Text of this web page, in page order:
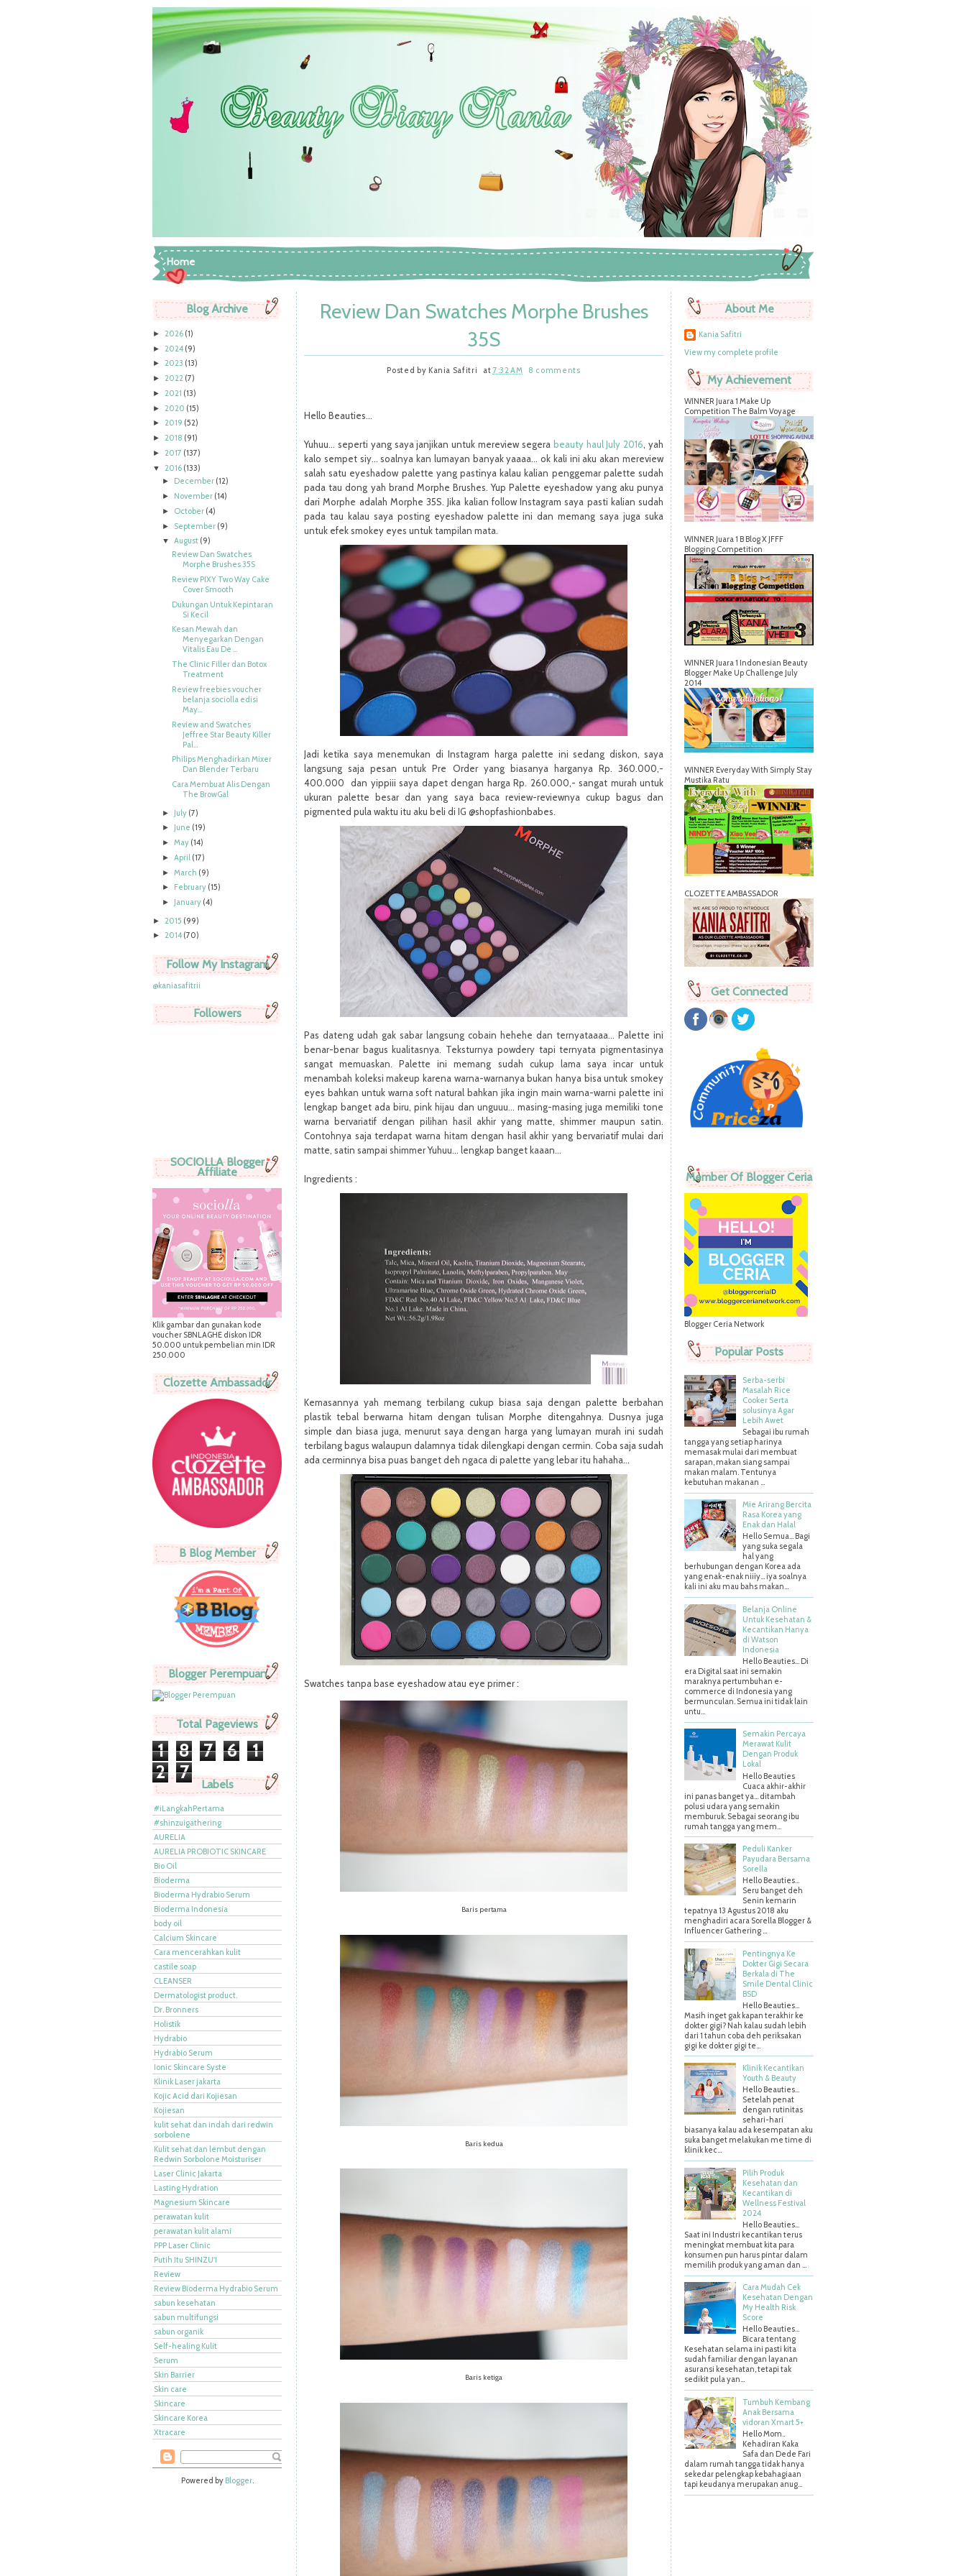
Home
Blog Archive
► 2026 (1)
► 2024 (9)
► 2023 (13)
► 2022 (7)
► 2021 (13)
► 2020 (15)
► 2019 (52)
► 2018 (91)
► 2017 (137)
▼ 2016 (133)
► December (12)
► November (14)
► October (4)
► September (9)
▼ August (9)
Review Dan Swatches
Morphe Brushes 35S
Review PIXY Two Way Cake
Cover Smooth
Dukungan Untuk Kepintaran
Si Kecil
Kesan Mewah dan
Menyegarkan Dengan
Vitalis Eau De ...
The Clinic Filler dan Botox
Treatment
Review freebies voucher
belanja sociolla edisi
May...
Review and Swatches
Jeffree Star Beauty Killer
Pal...
Philips Menghadirkan Mixer
Dan Blender Terbaru
Cara Membuat Alis Dengan
The BrowGal
► July (7)
► June (19)
►May (14)
► April (17)
►March (9)
► February (15)
► January (4)
► 2015 (99)
► 2014 (70)
Follow My Instagram
@kaniasafitrii
Followers
SOCIOLLA Blogger
Affiliate
Klik gambar dan gunakan kode
voucher SBNLAGHE diskon IDR
50.000 untuk pembelian min IDR
250.000
Clozette Ambassador
B Blog Member
Blogger Perempuan
Total Pageviews
1 8 7 6
1
2
7
Labels
#iLangkahPertama
#shinzuigathering
AURELIA
AURELIA PROBIOTIC SKINCARE
Bio Oil
Bioderma
Bioderma Hydrabio Serum
Bioderma Indonesia
body oil
Calcium Skincare
Cara mencerahkan kulit
castile soap
CLEANSER
Dermatologist product.
Dr. Bronners
Holistik
Hydrabio
Hydrabio Serum
Ionic Skincare Syste
Klinik Laser jakarta
Kojic Acid dari Kojiesan
Kojiesan
kulit sehat dan indah dari redwin
sorbolene
Kulit sehat dan lembut dengan
Redwin Sorbolone Moisturiser
Laser Clinic Jakarta
Lasting Hydration
Magnesium Skincare
perawatan kulit
perawatan kulit alami
PPP Laser Clinic
Putih Itu SHINZU'I
Review
Review Bioderma Hydrabio Serum
sabun kesehatan
sabun multifungsi
sabun organik
Self-healing Kulit
Serum
Skin Barrier
Skin care
Skincare
Skincare Korea
Xtracare
Powered by Blogger.
Review Dan Swatches Morphe Brushes
35S
Posted by Kania Safitri at 7:32 AM 8 comments
Hello Beauties...
Yuhuu... seperti yang saya janjikan untuk mereview segera beauty haul July 2016 , yah
kalo sempet siy... soalnya kan lumayan banyak yaaaa... ok kali ini aku akan mereview
salah satu eyeshadow palette yang pastinya kalau kalian penggemar palette sudah
pada tau dong yah brand Morphe Brushes. Yup Palette eyeshadow yang aku punya
dari Morphe adalah Morphe 35S. Jika kalian follow Instagram saya pasti kalian sudah
pada tau kalau saya posting eyeshadow palette ini dan memang saya juga suka
untuk efek smokey eyes untuk tampilan mata.
Jadi ketika saya menemukan di Instagram harga palette ini sedang diskon, saya
langsung saja pesan untuk Pre Order yang biasanya harganya Rp. 360.000,-
400.000 dan yippiii saya dapet dengan harga Rp. 260.000,- sangat murah untuk
ukuran palette besar dan yang saya baca review-reviewnya cukup bagus dan
pigmented pula waktu itu aku beli di IG @shopfashionbabes.
Pas dateng udah gak sabar langsung cobain hehehe dan ternyataaaa... Palette ini
benar-benar bagus kualitasnya. Teksturnya powdery tapi ternyata pigmentasinya
sangat memuaskan. Palette ini memang sudah cukup lama saya incar untuk
menambah koleksi makeup karena warna-warnanya bukan hanya bisa untuk smokey
eyes bahkan untuk warna soft natural bahkan jika ingin main warna-warni palette ini
lengkap banget ada biru, pink hijau dan unguuu... masing-masing juga memiliki tone
warna bervariatif dengan pilihan hasil akhir yang matte, shimmer maupun satin.
Contohnya saja terdapat warna hitam dengan hasil akhir yang bervariatif mulai dari
matte, satin sampai shimmer Yuhuu... lengkap banget kaaan...
Ingredients :
Kemasannya yah memang terbilang cukup biasa saja dengan palette berbahan
plastik tebal berwarna hitam dengan tulisan Morphe ditengahnya. Dusnya juga
simple dan biasa juga, menurut saya dengan harga yang lumayan murah ini sudah
terbilang bagus walaupun dalamnya tidak dilengkapi dengan cermin. Coba saja sudah
ada cerminnya bisa puas banget deh ngaca di palette yang lebar itu hahaha...
Swatches tanpa base eyeshadow atau eye primer :
Baris pertama
Baris kedua
Baris ketiga
About Me
Kania Safitri
View my complete profile
My Achievement
WINNER Juara 1 Make Up
Competition The Balm Voyage
WINNER Juara 1 B Blog X JFFF
Blogging Competition
WINNER Juara 1 Indonesian Beauty
Blogger Make Up Challenge July
2014
WINNER Everyday With Simply Stay
Mustika Ratu
CLOZETTE AMBASSADOR
Get Connected
Member Of Blogger Ceria
Blogger Ceria Network
Popular Posts
Serba-serbi
Masalah Rice
Cooker Serta
solusinya Agar
Lebih Awet
Sebagai ibu rumah
tangga yang setiap harinya
memasak mulai dari membuat
sarapan, makan siang sampai
makan malam. Tentunya
kebutuhan makanan ...
Mie Arirang Bercita
Rasa Korea yang
Enak dan Halal
Hello Semua... Bagi
yang suka segala
hal yang
berhubungan dengan Korea ada
yang enak-enak niiiy... iya soalnya
kali ini aku mau bahs makan...
Belanja Online
Untuk Kesehatan &
Kecantikan Hanya
di Watson
Indonesia
Hello Beauties... Di
era Digital saat ini semakin
maraknya pertumbuhan e-
commerce di Indonesia yang
bermunculan. Semua ini tidak lain
untu...
Semakin Percaya
Merawat Kulit
Dengan Produk
Lokal
Hello Beauties
Cuaca akhir-akhir
ini panas banget ya… ditambah
polusi udara yang semakin
memburuk. Sebagai seorang ibu
rumah tangga yang mem...
Peduli Kanker
Payudara Bersama
Sorella
Hello Beauties…
Seru banget deh
Senin kemarin
tepatnya 13 Agustus 2018 aku
menghadiri acara Sorella Blogger &
Influencer Gathering ...
Pentingnya Ke
Dokter Gigi Secara
Berkala di The
Smile Dental Clinic
BSD
Hello Beauties…
Masih inget gak kapan terakhir ke
dokter gigi? Nah kalau sudah lebih
dari 1 tahun coba deh periksakan
gigi ke dokter gigi te...
Klinik Kecantikan
Youth & Beauty
Hello Beauties...
Setelah penat
dengan rutinitas
sehari-hari
biasanya kalau ada kesempatan aku
suka banget melakukan me time di
klinik kec...
Pilih Produk
Kesehatan dan
Kecantikan di
Wellness Festival
2024
Hello Beauties…
Saat ini Industri kecantikan terus
meningkat membuat kita para
konsumen pun harus pintar dalam
memilih produk yang aman dan ...
Cara Mudah Cek
Kesehatan Dengan
My Health Risk
Score
Hello Beauties…
Bicara tentang
Kesehatan selama ini pasti kita
sudah familiar dengan layanan
asuransi kesehatan, tetapi tak
sedikit pula yan...
Tumbuh Kembang
Anak Bersama
vidoran Xmart 5+
Hello Mom..
Kehadiran Kaka
Safa dan Dede Fari
dalam rumah tangga tidak hanya
sekedar pelengkap kebahagiaan
tapi keudanya merupakan anug...